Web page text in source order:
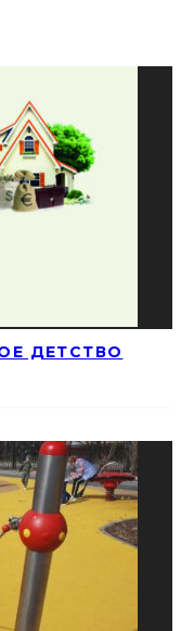
ДЕТСТВО